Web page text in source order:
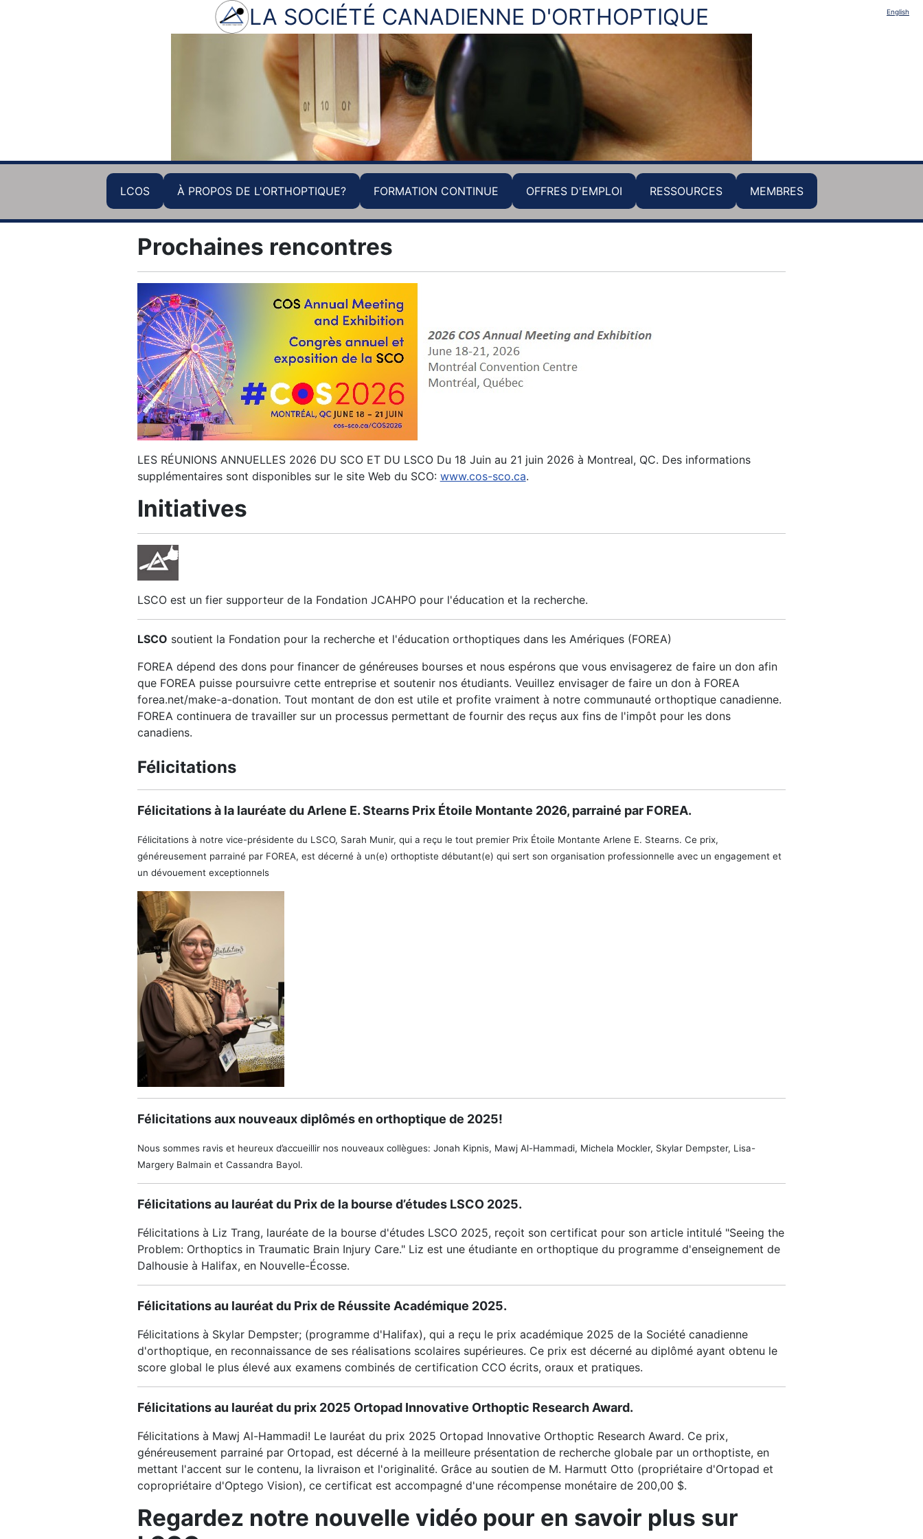
LA SOCIÉTÉ CANADIENNE D'ORTHOPTIQUE English
LCOS À PROPOS DE L'ORTHOPTIQUE? FORMATION CONTINUE OFFRES D'EMPLOI RESSOURCES MEMBRES
Prochaines rencontres
LES RÉUNIONS ANNUELLES 2026 DU SCO ET DU LSCO Du 18 Juin au 21 juin 2026 à Montreal, QC. Des informations
supplémentaires sont disponibles sur le site Web du SCO: www.cos-sco.ca.
Initiatives
LSCO est un fier supporteur de la Fondation JCAHPO pour l'éducation et la recherche.
LSCO soutient la Fondation pour la recherche et l'éducation orthoptiques dans les Amériques (FOREA)
FOREA dépend des dons pour financer de généreuses bourses et nous espérons que vous envisagerez de faire un don afin
que FOREA puisse poursuivre cette entreprise et soutenir nos étudiants. Veuillez envisager de faire un don à FOREA
forea.net/make-a-donation. Tout montant de don est utile et profite vraiment à notre communauté orthoptique canadienne.
FOREA continuera de travailler sur un processus permettant de fournir des reçus aux fins de l'impôt pour les dons
canadiens.
Félicitations
Félicitations à la lauréate du Arlene E. Stearns Prix Étoile Montante 2026, parrainé par FOREA.
Félicitations à notre vice-présidente du LSCO, Sarah Munir, qui a reçu le tout premier Prix Étoile Montante Arlene E. Stearns. Ce prix,
généreusement parrainé par FOREA, est décerné à un(e) orthoptiste débutant(e) qui sert son organisation professionnelle avec un engagement et
un dévouement exceptionnels
Félicitations aux nouveaux diplômés en orthoptique de 2025!
Nous sommes ravis et heureux d’accueillir nos nouveaux collègues: Jonah Kipnis, Mawj Al-Hammadi, Michela Mockler, Skylar Dempster, Lisa-
Margery Balmain et Cassandra Bayol.
Félicitations au lauréat du Prix de la bourse d’études LSCO 2025.
Félicitations à Liz Trang, lauréate de la bourse d'études LSCO 2025, reçoit son certificat pour son article intitulé "Seeing the
Problem: Orthoptics in Traumatic Brain Injury Care." Liz est une étudiante en orthoptique du programme d'enseignement de
Dalhousie à Halifax, en Nouvelle-Écosse.
Félicitations au lauréat du Prix de Réussite Académique 2025.
Félicitations à Skylar Dempster; (programme d'Halifax), qui a reçu le prix académique 2025 de la Société canadienne
d'orthoptique, en reconnaissance de ses réalisations scolaires supérieures. Ce prix est décerné au diplômé ayant obtenu le
score global le plus élevé aux examens combinés de certification CCO écrits, oraux et pratiques.
Félicitations au lauréat du prix 2025 Ortopad Innovative Orthoptic Research Award.
Félicitations à Mawj Al-Hammadi! Le lauréat du prix 2025 Ortopad Innovative Orthoptic Research Award. Ce prix,
généreusement parrainé par Ortopad, est décerné à la meilleure présentation de recherche globale par un orthoptiste, en
mettant l'accent sur le contenu, la livraison et l'originalité. Grâce au soutien de M. Harmutt Otto (propriétaire d'Ortopad et
copropriétaire d'Optego Vision), ce certificat est accompagné d'une récompense monétaire de 200,00 $.
Regardez notre nouvelle vidéo pour en savoir plus sur